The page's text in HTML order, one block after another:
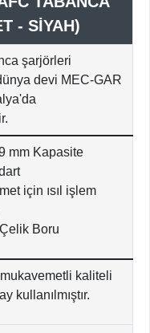
- SİYAH)
şarjörleri
devi MEC-GAR
mm Kapasite
için ısıl işlem
Boru
kaliteli
kullanılmıştır.